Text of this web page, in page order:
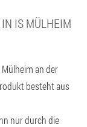
IS MÜLHEIM
an der
besteht aus
nur durch die